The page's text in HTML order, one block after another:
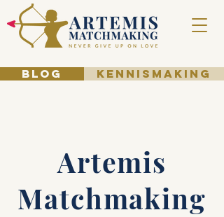
BLOG KENNISMAKING
Artemis
Matchmaking